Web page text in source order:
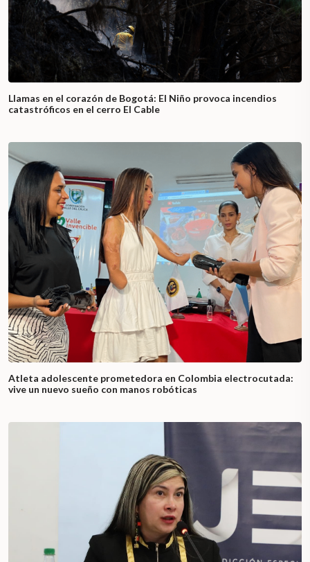
Llamas en el corazón de Bogotá: El Niño provoca incendios
catastróficos en el cerro El Cable
Atleta adolescente prometedora en Colombia electrocutada:
vive un nuevo sueño con manos robóticas